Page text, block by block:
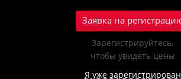
Заявка на
Зарегистрируйтесь,
чтобы увидеть цены
Я уже зарегистрирован